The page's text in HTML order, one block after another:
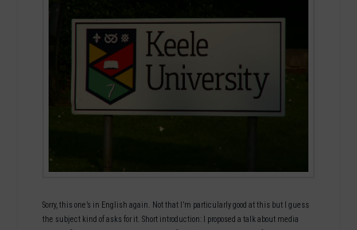
Sorry, this one’s in English again. Not that I’m particularly good at this but I guess
the subject kind of asks for it. Short introduction: I proposed a talk about media